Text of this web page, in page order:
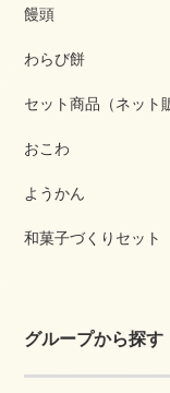
饅頭
わらび餅
セット商品（ネット
おこわ
ようかん
和菓子づくりセット
グループから探す